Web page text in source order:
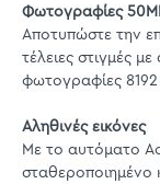
Φωτογραφίες
Αποτυπώστε την
τέλειες στιγμές
φωτογραφίες 8192
Αληθινές εικόνες
Με το αυτόματο
σταθεροποιημένο